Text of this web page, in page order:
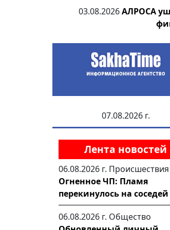
03.08.2026 АЛРОСА
07.08.2026 г.
Лента новостей
06.08.2026 г. Происшествия
Огненное ЧП: Пламя
перекинулось на соседей
06.08.2026 г. Общество